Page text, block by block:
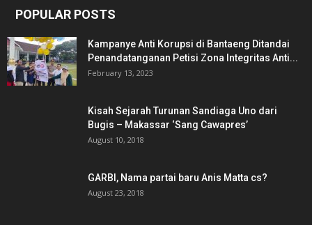
POPULAR POSTS
Kampanye Anti Korupsi di Bantaeng Ditandai
Penandatanganan Petisi Zona Integritas Anti...
February 13, 2023
Kisah Sejarah Turunan Sandiaga Uno dari
Bugis – Makassar ‘Sang Cawapres’
August 10, 2018
GARBI, Nama partai baru Anis Matta cs?
August 23, 2018